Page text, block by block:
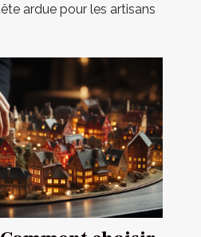
ardue pour les artisans